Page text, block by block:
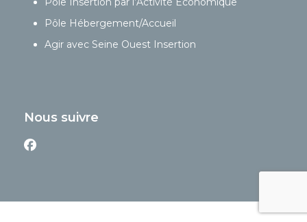
Pôle Hébergement/Accueil
Agir avec Seine Ouest Insertion
Nous suivre
Facebook